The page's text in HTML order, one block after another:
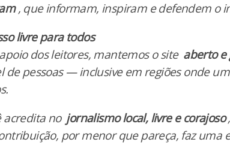
, que informam, inspiram e defendem o
livre para todos
dos leitores, mantemos o site aberto e
de pessoas — inclusive em regiões onde
acredita no jornalismo local, livre e corajoso
por menor que pareça, faz uma